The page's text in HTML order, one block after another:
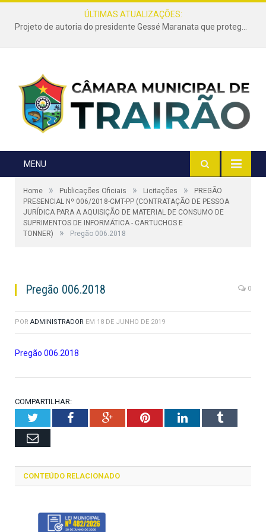
ÚLTIMAS ATUALIZAÇÕES:
Projeto de autoria do presidente Gessé Maranata que protege as estradas vicinais de Trairão é transformado em lei
MENU
Home » Publicações Oficiais » Licitações »
PREGÃO
PRESENCIAL Nº 006/2018-CMT-PP (CONTRATAÇÃO DE PESSOA
JURÍDICA PARA A AQUISIÇÃO DE MATERIAL DE CONSUMO DE
SUPRIMENTOS DE INFORMÁTICA - CARTUCHOS E
TONNER)
» Pregão 006.2018
Pregão 006.2018 0
POR ADMINISTRADOR EM 18 DE JUNHO DE 2019
Pregão 006.2018
COMPARTILHAR:
TwitterFacebookGoogle+PinterestLinkedInTumblr
Email
CONTEÚDO RELACIONADO